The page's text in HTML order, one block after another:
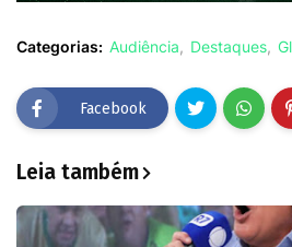
Categorias: Audiência Destaques
Facebook
Leia também